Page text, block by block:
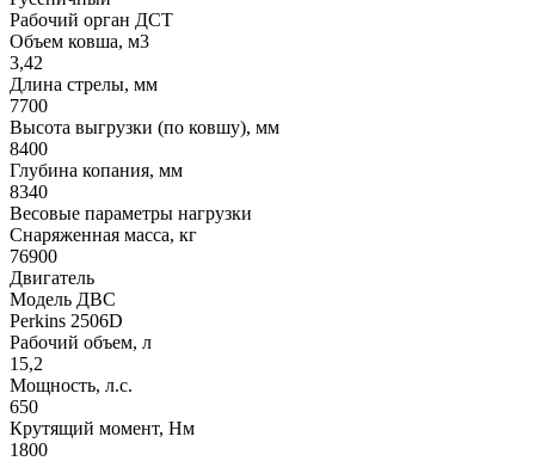
Рабочий орган ДСТ
Объем ковша, м3
3,42
Длина стрелы, мм
7700
Высота выгрузки (по ковшу), мм
8400
Глубина копания, мм
8340
Весовые параметры нагрузки
Снаряженная масса, кг
76900
Двигатель
Модель ДВС
Perkins 2506D
Рабочий объем, л
15,2
Мощность, л.с.
650
Крутящий момент, Нм
1800